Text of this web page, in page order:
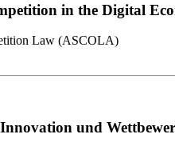
in the Digital
Law (ASCOLA)
und